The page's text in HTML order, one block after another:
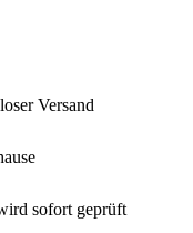
Versand
sofort geprüft